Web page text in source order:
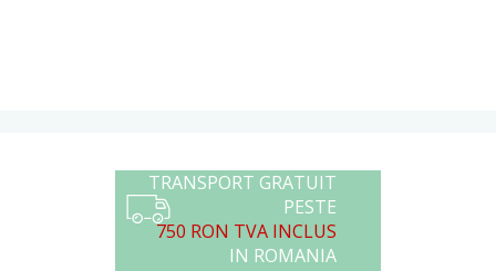
TRANSPORT GRATUIT
PESTE
750 RON TVA INCLUS
IN ROMANIA